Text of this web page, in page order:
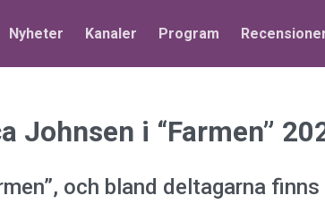
Nyheter Kanaler Program
Johnsen i “Farmen”
och bland deltagarna